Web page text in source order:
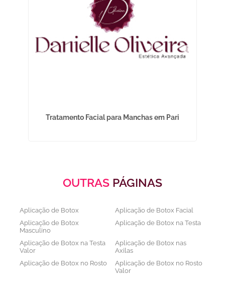
Tratamento Facial para Manchas em Pari
OUTRAS PÁGINAS
Aplicação de Botox
Aplicação de Botox Facial
Aplicação de Botox
Masculino
Aplicação de Botox na Testa
Aplicação de Botox na Testa
Valor
Aplicação de Botox nas
Axilas
Aplicação de Botox no Rosto
Aplicação de Botox no Rosto
Valor